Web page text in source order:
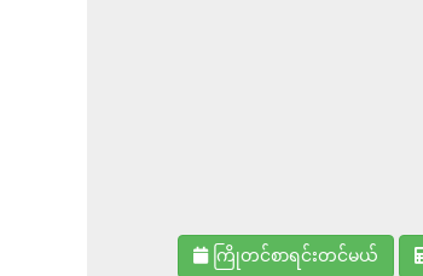
ကြိုတင်စာရင်းတင်မယ်